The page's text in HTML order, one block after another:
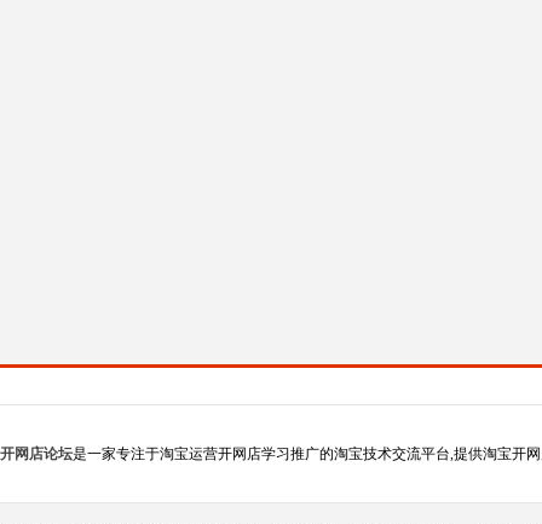
开网店论坛是一家专注于淘宝运营开网店学习推广的淘宝技术交流平台,提供淘宝开